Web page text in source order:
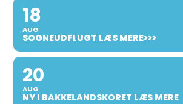
18
AUG
SOGNEUDFLUGT LÆS MERE>>>
20
AUG
NY I BAKKELANDSKORET LÆS MERE